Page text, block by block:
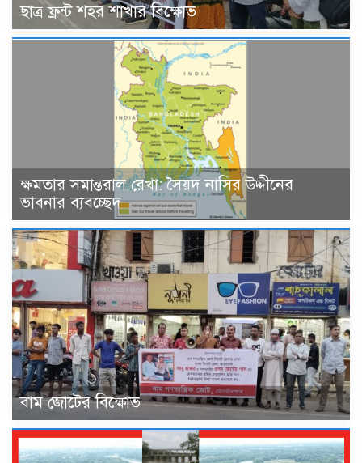
ছাত্র ফ্রন্ট শহর শাখার বিক্ষোভ
ক্ষমতার সমান্তরাল রেখা: সৈয়দ নাসির উদ্দীনের
ভাবনার ব্যবচ্ছেদ
বাম জোটের বিক্ষোভ